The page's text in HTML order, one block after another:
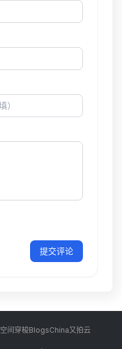
提交评论
空间穿梭BlogsChina又拍云